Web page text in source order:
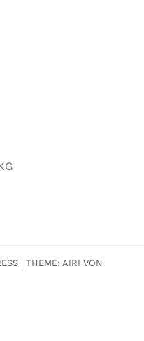
| THEME: AIRI VON